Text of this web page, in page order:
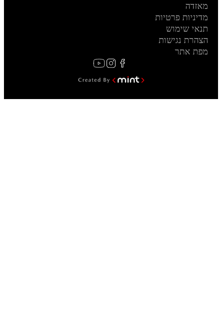
מאזדה
מדיניות פרטיות
תנאי שימוש
הצהרת נגישות
מפת אתר